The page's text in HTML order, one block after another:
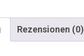
Rezensionen (0)